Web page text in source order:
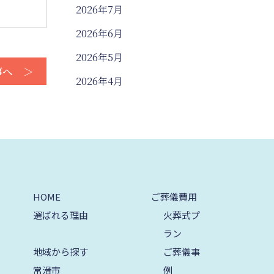
へ ＞
2026年7月
2026年6月
2026年5月
2026年4月
2025年10月
2025年9月
HOME
選ばれる理由
地域から探す
常滑市
ご葬儀費用
火葬式プ
ラン
ご葬儀事
例